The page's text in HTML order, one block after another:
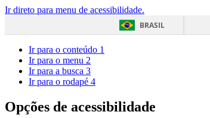
Ir direto para menu de acessibilidade.
BRASIL
Ir para o conteúdo 1
Ir para o menu 2
Ir para a busca 3
Ir para o rodapé 4
Opções de acessibilidade